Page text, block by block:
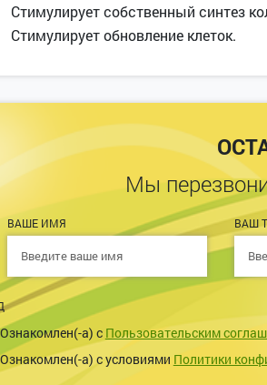
Стимулирует собственный синтез
Стимулирует обновление клеток.
Мы
ВАШЕ ИМЯ ВАШ
Ознакомлен(-а) с Пользовательским
Ознакомлен(-а) с условиями Политики